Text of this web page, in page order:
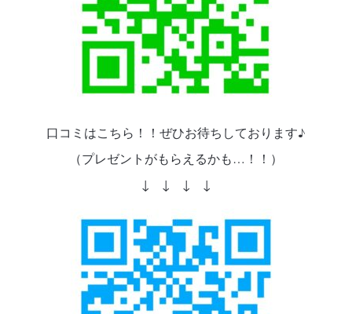
口コミはこちら！！ぜひお待ちしております♪
（プレゼントがもらえるかも…！！）
↓ ↓ ↓ ↓